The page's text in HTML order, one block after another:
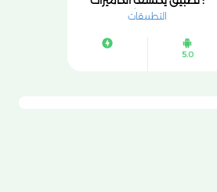
الخفية قبل أن تراك
التطبيقات
5.0